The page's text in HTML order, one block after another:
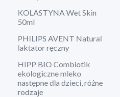
KOLASTYNA Wet Skin
50ml
PHILIPS AVENT Natural
laktator ręczny
HIPP BIO Combiotik
ekologiczne mleko
następne dla dzieci, różne
rodzaje